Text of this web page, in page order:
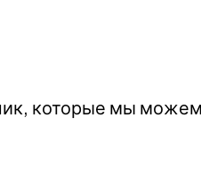
которые мы